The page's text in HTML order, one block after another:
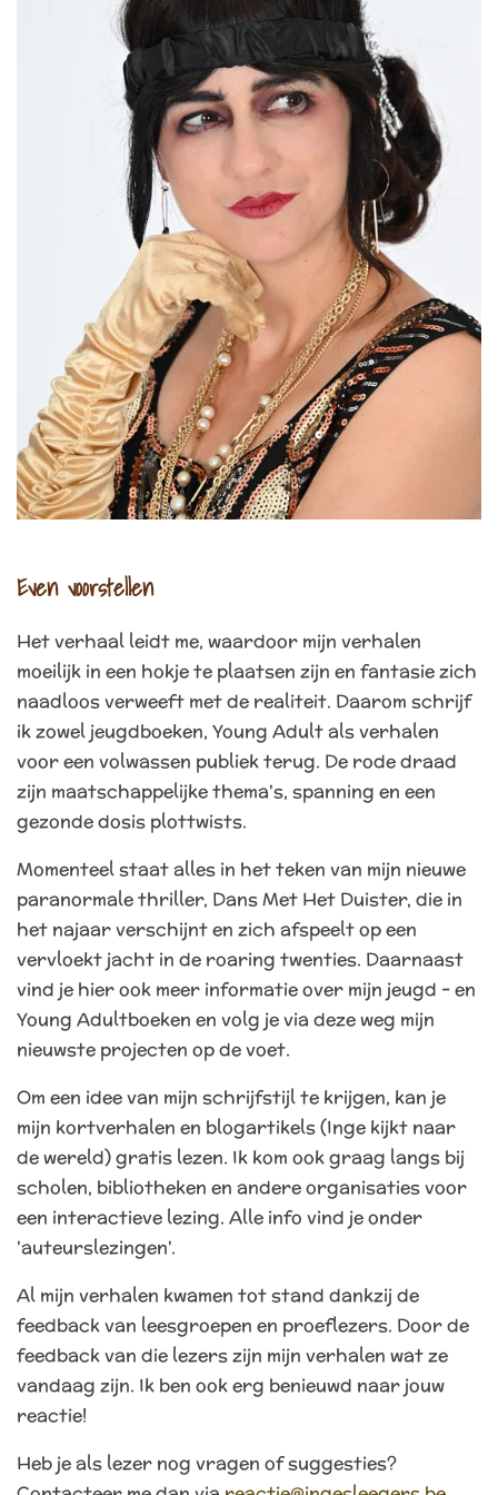
Even voorstellen
Het verhaal leidt me, waardoor mijn verhalen
moeilijk in een hokje te plaatsen zijn en fantasie zich
naadloos verweeft met de realiteit. Daarom schrijf
ik zowel jeugdboeken, Young Adult als verhalen
voor een volwassen publiek terug. De rode draad
zijn maatschappelijke thema's, spanning en een
gezonde dosis plottwists.
Momenteel staat alles in het teken van mijn nieuwe
paranormale thriller, Dans Met Het Duister, die in
het najaar verschijnt en zich afspeelt op een
vervloekt jacht in de roaring twenties. Daarnaast
vind je hier ook meer informatie over mijn jeugd - en
Young Adultboeken en volg je via deze weg mijn
nieuwste projecten op de voet.
Om een idee van mijn schrijfstijl te krijgen, kan je
mijn kortverhalen en blogartikels (Inge kijkt naar
de wereld) gratis lezen. Ik kom ook graag langs bij
scholen, bibliotheken en andere organisaties voor
een interactieve lezing. Alle info vind je onder
'auteurslezingen'.
Al mijn verhalen kwamen tot stand dankzij de
feedback van leesgroepen en proeflezers. Door de
feedback van die lezers zijn mijn verhalen wat ze
vandaag zijn. Ik ben ook erg benieuwd naar jouw
reactie!
Heb je als lezer nog vragen of suggesties?